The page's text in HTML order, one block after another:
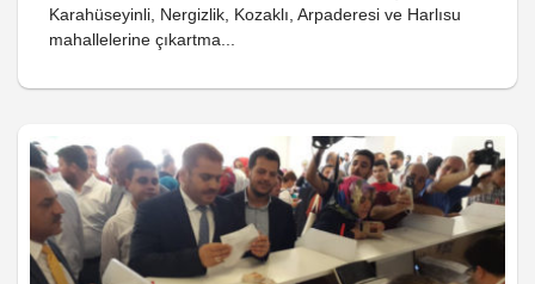
Karahüseyinli, Nergizlik, Kozaklı, Arpaderesi ve Harlısu
mahallelerine çıkartma...